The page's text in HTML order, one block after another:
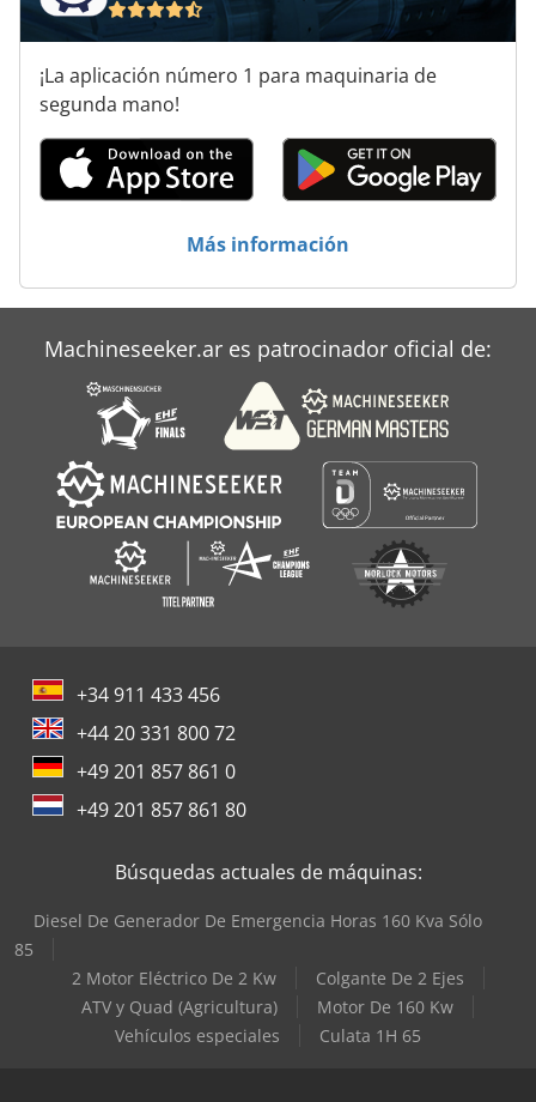
¡La aplicación número 1 para maquinaria de
segunda mano!
Más información
Machineseeker.ar es patrocinador oficial de:
+34 911 433 456
+44 20 331 800 72
+49 201 857 861 0
+49 201 857 861 80
Búsquedas actuales de máquinas:
Diesel De Generador De Emergencia Horas 160 Kva Sólo
85
2 Motor Eléctrico De 2 Kw
Colgante De 2 Ejes
ATV y Quad (Agricultura)
Motor De 160 Kw
Vehículos especiales
Culata 1H 65